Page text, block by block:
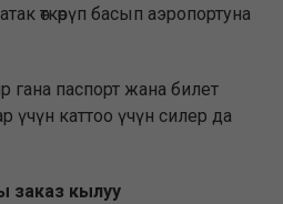
өткөрүп басып аэропортуна
гана паспорт жана билет
үчүн каттоо үчүн силер да
заказ кылуу